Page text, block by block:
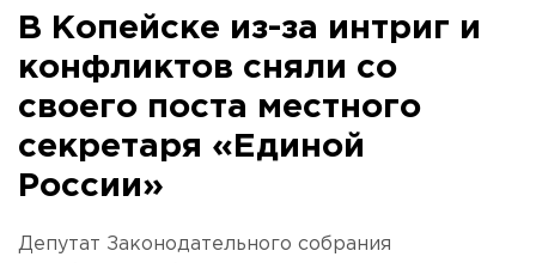
В Копейске из-за интриг и
конфликтов сняли со
своего поста местного
секретаря «Единой
России»
Депутат Законодательного собрания